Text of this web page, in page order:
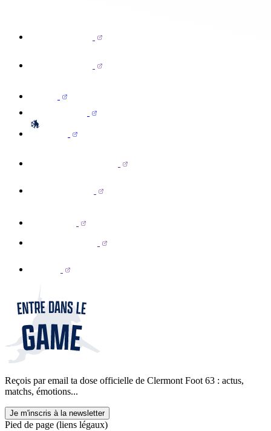
Reçois par email ta dose officielle de Clermont Foot 63 : actus,
matchs, émotions...
Je m'inscris à la newsletter
Pied de page (liens légaux)